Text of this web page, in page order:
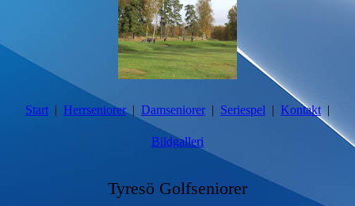
Start Herrseniorer Damseniorer Seriespel Kontakt
Bildgalleri
Tyresö Golfseniorer